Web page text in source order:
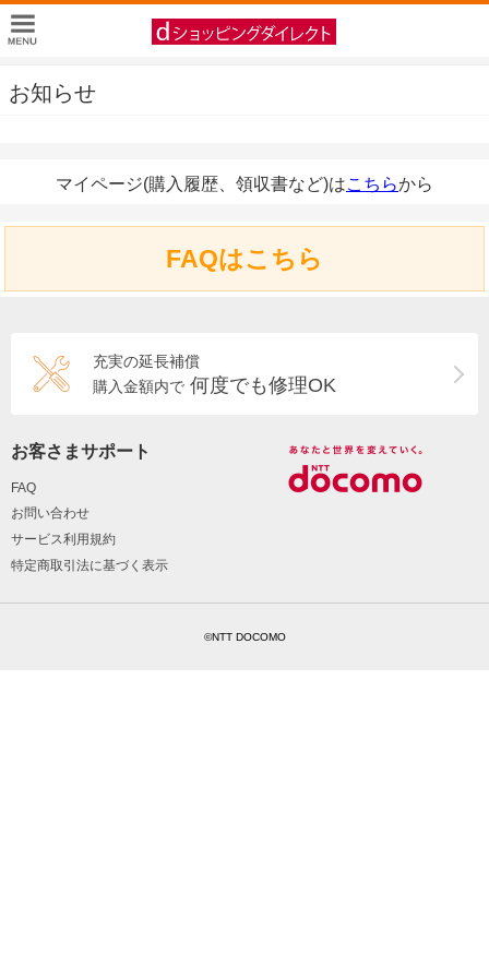
お知らせ
マイページ(購入履歴、領収書など)はこちらから
FAQはこちら
充実の延長補償
購入金額内で 何度でも修理OK
お客さまサポート
FAQ
お問い合わせ
サービス利用規約
特定商取引法に基づく表示
©NTT DOCOMO